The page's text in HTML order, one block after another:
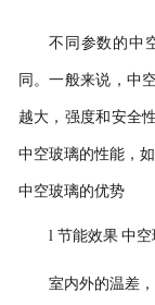
不同参数的中
同。一般来说，中
越大，强度和安全
中空玻璃的性能，
中空玻璃的优势
l 节能效果 中空
室内外的温差